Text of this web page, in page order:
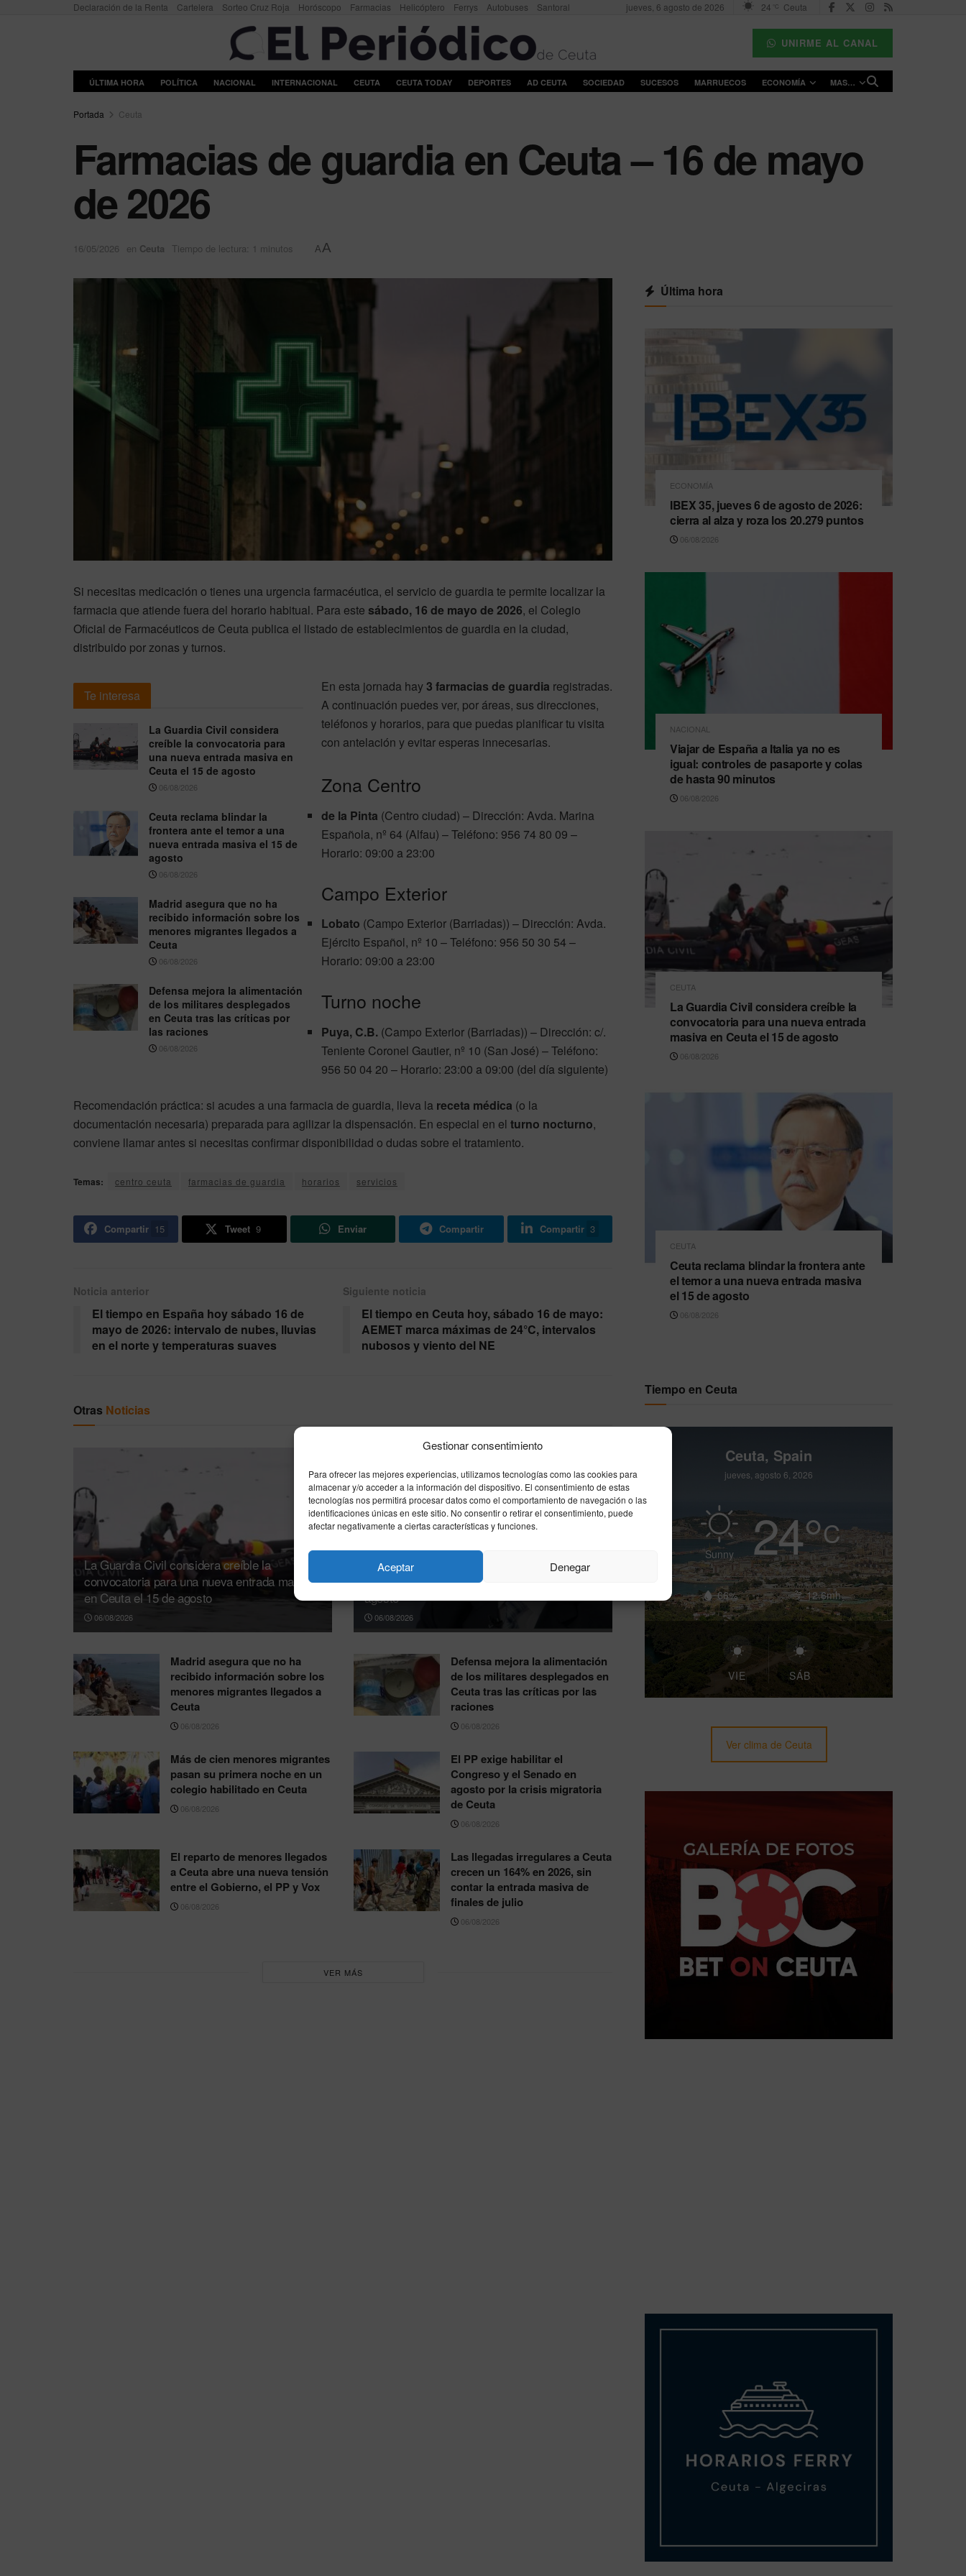
Gestionar consentimiento
Para ofrecer las mejores experiencias, utilizamos tecnologías como las cookies para
almacenar y/o acceder a la información del dispositivo. El consentimiento de estas
tecnologías nos permitirá procesar datos como el comportamiento de navegación o las
identificaciones únicas en este sitio. No consentir o retirar el consentimiento, puede
afectar negativamente a ciertas características y funciones.
Aceptar Denegar
Declaración de la Renta Cartelera Sorteo Cruz Roja Horóscopo Farmacias Helicóptero Ferrys Autobuses Santoral jueves, 6 agosto de 2026 24 °C Ceuta
UNIRME AL CANAL
ÚLTIMA HORA POLÍTICA NACIONAL INTERNACIONAL CEUTA CEUTA TODAY DEPORTES AD CEUTA SOCIEDAD SUCESOS MARRUECOS ECONOMÍA MAS…
Portada Ceuta
Farmacias de guardia en Ceuta – 16 de mayo
de 2026
16/05/2026 en Ceuta Tiempo de lectura: 1 minutos AA
Si necesitas medicación o tienes una urgencia farmacéutica, el servicio de guardia te permite localizar la
farmacia que atiende fuera del horario habitual. Para este sábado, 16 de mayo de 2026, el Colegio
Oficial de Farmacéuticos de Ceuta publica el listado de establecimientos de guardia en la ciudad,
distribuido por zonas y turnos.
Te interesa
La Guardia Civil considera
creíble la convocatoria para
una nueva entrada masiva en
Ceuta el 15 de agosto
06/08/2026
Ceuta reclama blindar la
frontera ante el temor a una
nueva entrada masiva el 15 de
agosto
06/08/2026
Madrid asegura que no ha
recibido información sobre los
menores migrantes llegados a
Ceuta
06/08/2026
Defensa mejora la alimentación
de los militares desplegados
en Ceuta tras las críticas por
las raciones
06/08/2026
En esta jornada hay 3 farmacias de guardia registradas.
A continuación puedes ver, por áreas, sus direcciones,
teléfonos y horarios, para que puedas planificar tu visita
con antelación y evitar esperas innecesarias.
Zona Centro
de la Pinta (Centro ciudad) – Dirección: Avda. Marina
Española, nº 64 (Alfau) – Teléfono: 956 74 80 09 –
Horario: 09:00 a 23:00
Campo Exterior
Lobato (Campo Exterior (Barriadas)) – Dirección: Avda.
Ejército Español, nº 10 – Teléfono: 956 50 30 54 –
Horario: 09:00 a 23:00
Turno noche
Puya, C.B. (Campo Exterior (Barriadas)) – Dirección: c/.
Teniente Coronel Gautier, nº 10 (San José) – Teléfono:
956 50 04 20 – Horario: 23:00 a 09:00 (del día siguiente)
Recomendación práctica: si acudes a una farmacia de guardia, lleva la receta médica (o la
documentación necesaria) preparada para agilizar la dispensación. En especial en el turno nocturno,
conviene llamar antes si necesitas confirmar disponibilidad o dudas sobre el tratamiento.
Temas: centro ceuta farmacias de guardia horarios servicios
Compartir 15 Tweet 9 Enviar Compartir Compartir 3
Noticia anterior
El tiempo en España hoy sábado 16 de
mayo de 2026: intervalo de nubes, lluvias
en el norte y temperaturas suaves
Siguiente noticia
El tiempo en Ceuta hoy, sábado 16 de mayo:
AEMET marca máximas de 24°C, intervalos
nubosos y viento del NE
Otras Noticias
La Guardia Civil considera creíble la
convocatoria para una nueva entrada masiva
en Ceuta el 15 de agosto
06/08/2026
Ceuta reclama blindar la frontera ante el
temor a una nueva entrada masiva el 15 de
agosto
06/08/2026
Madrid asegura que no ha
recibido información sobre los
menores migrantes llegados a
Ceuta
06/08/2026
Defensa mejora la alimentación
de los militares desplegados en
Ceuta tras las críticas por las
raciones
06/08/2026
Más de cien menores migrantes
pasan su primera noche en un
colegio habilitado en Ceuta
06/08/2026
El PP exige habilitar el
Congreso y el Senado en
agosto por la crisis migratoria
de Ceuta
06/08/2026
El reparto de menores llegados
a Ceuta abre una nueva tensión
entre el Gobierno, el PP y Vox
06/08/2026
Las llegadas irregulares a Ceuta
crecen un 164% en 2026, sin
contar la entrada masiva de
finales de julio
06/08/2026
VER MÁS
Última hora
ECONOMÍA
IBEX 35, jueves 6 de agosto de 2026:
cierra al alza y roza los 20.279 puntos
06/08/2026
NACIONAL
Viajar de España a Italia ya no es
igual: controles de pasaporte y colas
de hasta 90 minutos
06/08/2026
CEUTA
La Guardia Civil considera creíble la
convocatoria para una nueva entrada
masiva en Ceuta el 15 de agosto
06/08/2026
CEUTA
Ceuta reclama blindar la frontera ante
el temor a una nueva entrada masiva
el 15 de agosto
06/08/2026
Tiempo en Ceuta
Ceuta, Spain
jueves, agosto 6, 2026
Sunny 24°C
66% 12.6mh
VIE SÁB
Ver clima de Ceuta